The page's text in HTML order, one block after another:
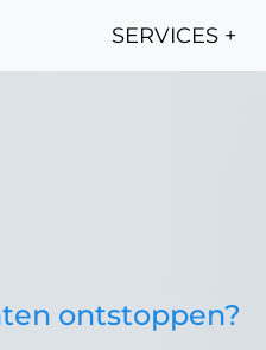
SERVICES +
ontstoppen?